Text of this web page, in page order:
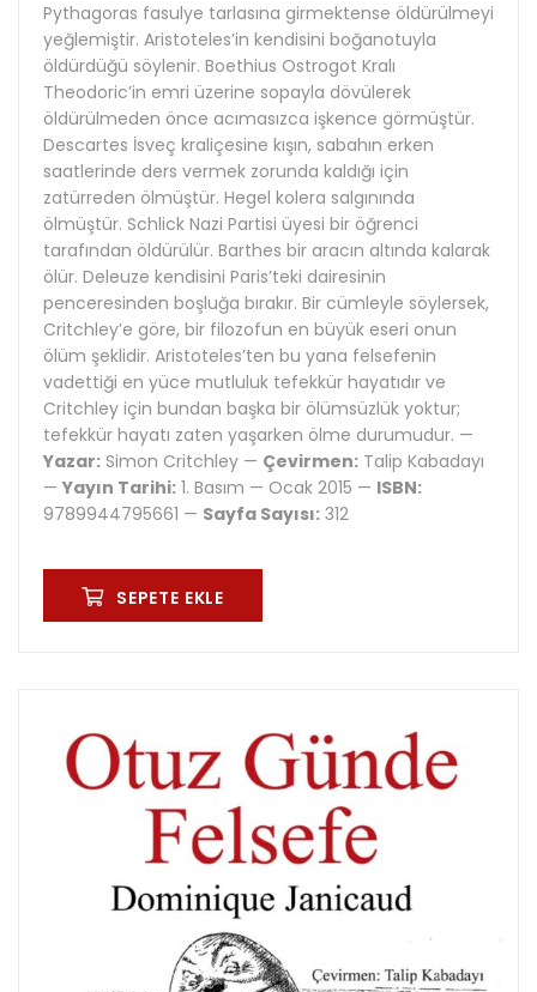
Pythagoras fasulye tarlasına girmektense öldürülmeyi
yeğlemiştir. Aristoteles’in kendisini boğanotuyla
öldürdüğü söylenir. Boethius Ostrogot Kralı
Theodoric’in emri üzerine sopayla dövülerek
öldürülmeden önce acımasızca işkence görmüştür.
Descartes İsveç kraliçesine kışın, sabahın erken
saatlerinde ders vermek zorunda kaldığı için
zatürreden ölmüştür. Hegel kolera salgınında
ölmüştür. Schlick Nazi Partisi üyesi bir öğrenci
tarafından öldürülür. Barthes bir aracın altında kalarak
ölür. Deleuze kendisini Paris’teki dairesinin
penceresinden boşluğa bırakır. Bir cümleyle söylersek,
Critchley’e göre, bir filozofun en büyük eseri onun
ölüm şeklidir. Aristoteles’ten bu yana felsefenin
vadettiği en yüce mutluluk tefekkür hayatıdır ve
Critchley için bundan başka bir ölümsüzlük yoktur;
tefekkür hayatı zaten yaşarken ölme durumudur. —
Yazar: Simon Critchley — Çevirmen: Talip Kabadayı
— Yayın Tarihi: 1. Basım — Ocak 2015 — ISBN:
9789944795661 — Sayfa Sayısı: 312
SEPETE EKLE